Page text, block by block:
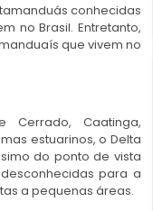
conhecidas
no Brasil. Entretanto,
que vivem no
Cerrado, Caatinga,
estuarinos, o Delta
do ponto de vista
para a
a pequenas áreas.